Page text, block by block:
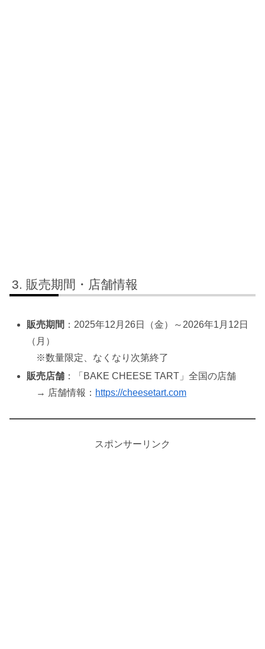
販売期間・店舗情報
販売期間 ：2025年12月26日（金）～2026年1月12日
（月）
※数量限定、なくなり次第終了
販売店舗 ：「BAKE CHEESE TART」全国の店舗
→ 店舗情報： https://cheesetart.com
スポンサーリンク